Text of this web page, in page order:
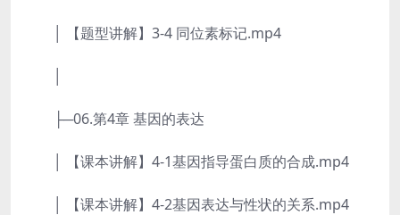
│ 【题型讲解】3-4 同位素标记.mp4
├─06.第4章 基因的表达
│ 【课本讲解】4-1基因指导蛋白质的合成.mp4
│ 【课本讲解】4-2基因表达与性状的关系.mp4